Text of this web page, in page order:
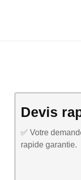
Devis
✅ Votre
rapide garantie.